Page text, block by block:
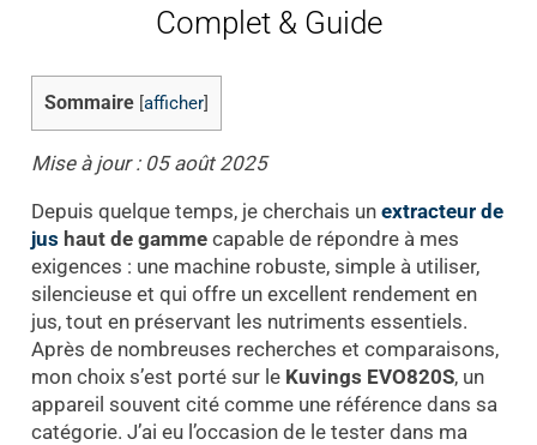
Complet & Guide
Sommaire afficher]
Mise à jour : 05 août 2025
Depuis quelque temps, je cherchais un extracteur de
jus haut de gammecapable de répondre à mes
exigences : une machine robuste, simple à utiliser,
silencieuse et qui offre un excellent rendement en
jus, tout en préservant les nutriments essentiels.
Après de nombreuses recherches et comparaisons,
mon choix s’est porté sur le Kuvings EVO820S, un
appareil souvent cité comme une référence dans sa
catégorie. J’ai eu l’occasion de le tester dans ma